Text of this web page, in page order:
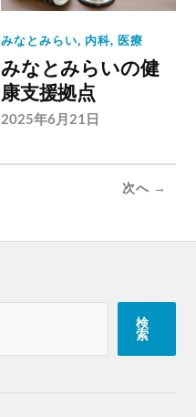
みなとみらい, 内科, 医療
みなとみらいの健
康支援拠点
2025年6月21日
次へ →
検
索